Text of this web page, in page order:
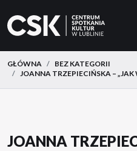
CSK
do
menu
do
treści
GŁÓWNA
BEZ KATEGORII
JOANNA TRZEPIECIŃSKA –
JOANNA